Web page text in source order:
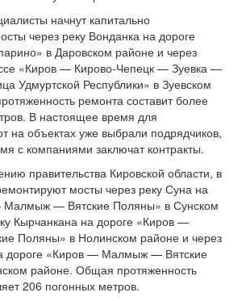
начнут капитально
через реку Вонданка на дороге
в Даровском районе и через
«Киров — Кирово-Чепецк — Зуевка —
Удмуртской Республики» в Зуевском
ремонта составит более
В настоящее время для
на объектах уже выбрали подрядчиков,
с компаниями заключат контракты.
правительства Кировской области, в
мосты через реку Суна на
Малмыж — Вятские Поляны» в Сунском
Кырчанкана на дороге «Киров —
Поляны» в Нолинском районе и через
дороге «Киров — Малмыж — Вятские
районе. Общая протяженность
206 погонных метров.